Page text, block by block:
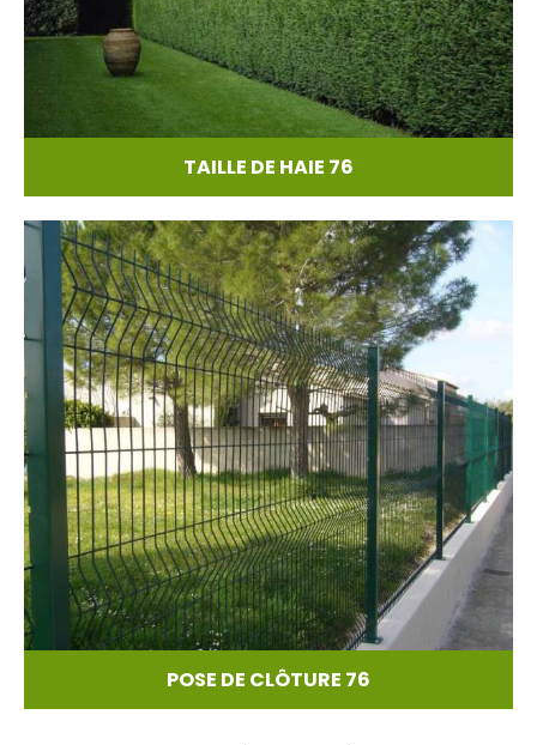
TAILLE DE HAIE 76
POSE DE CLÔTURE 76